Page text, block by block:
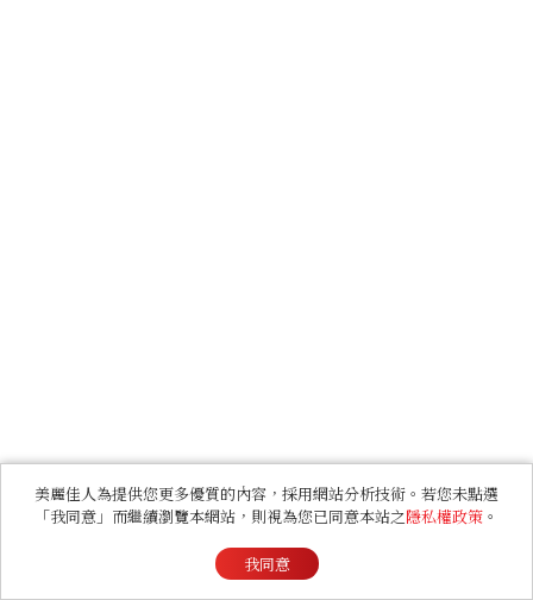
美麗佳人為提供您更多優質的內容，採用網站分析技術。若您未點選
「我同意」而繼續瀏覽本網站，則視為您已同意本站之隱私權政策 。
我同意